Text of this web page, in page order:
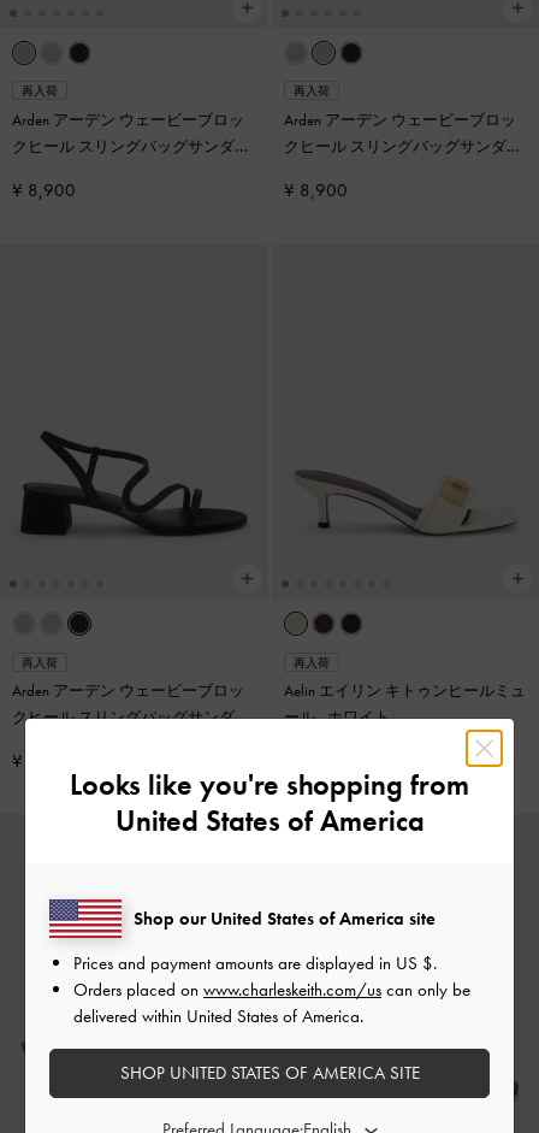
再入荷
Arden アーデン ウェービーブロッ
クヒール スリングバッグサンダル
¥ 8,900
再入荷
Arden アーデン ウェービーブロッ
クヒール スリングバッグサンダル
¥ 8,900
再入荷
Arden アーデン ウェービーブロッ
クヒール スリングバッグサンダル
¥ 8,900
再入荷
Aelin エイリン キトゥンヒールミュ
ール-ホワイト
Looks like you're shopping from
United States of America
Shop our United States of America site
Prices and payment amounts are displayed in US $.
Orders placed on www.charleskeith.com/us can only be
delivered within United States of America.
SHOP UNITED STATES OF AMERICA SITE